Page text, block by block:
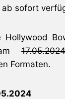
ab sofort
Hollywood
17.05.2024
Formaten.